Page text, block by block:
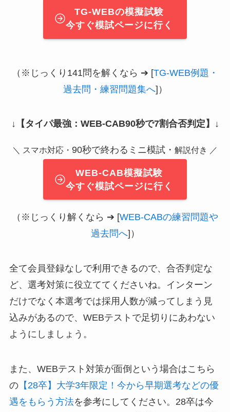
TG-WEBの模擬試験
今すぐ模試ページに行く
（※じっくり141問を解くなら ➔ [TG-WEB例題・
過去問・練習問題集へ]）
↓ 【タイパ最強：WEB-CAB90秒で7割合否判定】 ↓
＼ スマホ対応・ 90秒で終わるミニ模試・ 解説付き ／
WEB-CAB模擬試験
今すぐ模試ページに行く
（※じっくり解くなら ➔ [WEB-CABの練習問題や
過去問へ]）
全て会員登録なしで利用できるので、合否判定な
ど、選考対策に役立ててくださいね。インターン
だけでなく本選考では採用人数が減ってしまう見
込みがあるので、WEBテストで足切りにあわない
ようにしましょう。
また、WEBテスト対策が面倒という場合はこちら
の【28卒】大学3年限定！今から早期選考などの優
遇をもらう方法を参考にしてください。28卒は今